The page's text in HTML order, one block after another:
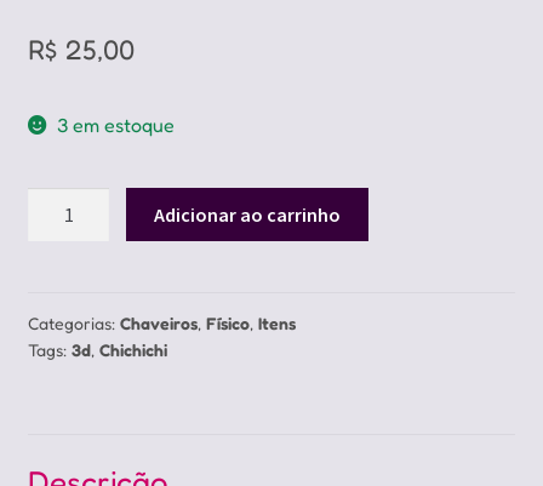
R$ 25,00
3 em estoque
quantidade
Adicionar ao carrinho
Categorias: Chaveiros, Físico, Itens
Tags: 3d, Chichichi